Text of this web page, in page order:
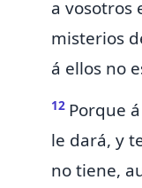
a vosotros
misterios
á ellos no
12 Porque
le dará, y
no tiene,